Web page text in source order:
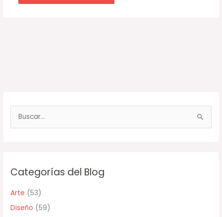
u
a
p
o
Categorías del Blog
Arte (53)
Diseño (59)